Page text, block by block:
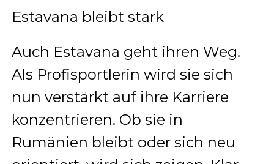
Estavana bleibt stark
Auch Estavana geht ihren Weg.
Als Profisportlerin wird sie sich
nun verstärkt auf ihre Karriere
konzentrieren. Ob sie in
Rumänien bleibt oder sich neu